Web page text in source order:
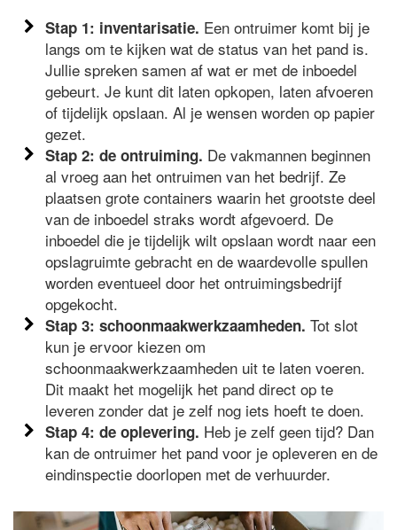
Stap 1: inventarisatie. Een ontruimer komt bij je
langs om te kijken wat de status van het pand is.
Jullie spreken samen af wat er met de inboedel
gebeurt. Je kunt dit laten opkopen, laten afvoeren
of tijdelijk opslaan. Al je wensen worden op papier
gezet.
Stap 2: de ontruiming. De vakmannen beginnen
al vroeg aan het ontruimen van het bedrijf. Ze
plaatsen grote containers waarin het grootste deel
van de inboedel straks wordt afgevoerd. De
inboedel die je tijdelijk wilt opslaan wordt naar een
opslagruimte gebracht en de waardevolle spullen
worden eventueel door het ontruimingsbedrijf
opgekocht.
Stap 3: schoonmaakwerkzaamheden. Tot slot
kun je ervoor kiezen om
schoonmaakwerkzaamheden uit te laten voeren.
Dit maakt het mogelijk het pand direct op te
leveren zonder dat je zelf nog iets hoeft te doen.
Stap 4: de oplevering. Heb je zelf geen tijd? Dan
kan de ontruimer het pand voor je opleveren en de
eindinspectie doorlopen met de verhuurder.